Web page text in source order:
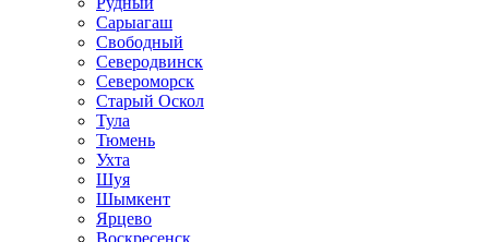
Сарыагаш
Свободный
Северодвинск
Североморск
Старый Оскол
Тула
Тюмень
Ухта
Шуя
Шымкент
Ярцево
Воскресенск